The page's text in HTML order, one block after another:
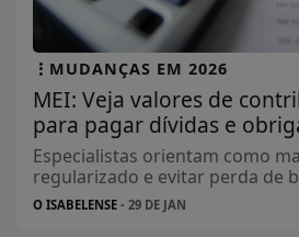
MUDANÇAS EM 2026
MEI: Veja valores de
para pagar dívidas e
Especialistas orientam como
regularizado e evitar perda de
O ISABELENSE - 29 DE JAN